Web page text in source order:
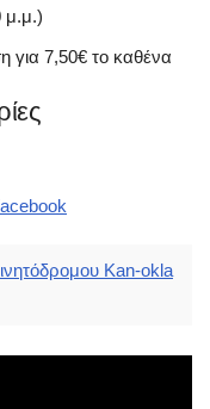
μ.μ.)
για 7,50€ το καθένα
Kan-okla